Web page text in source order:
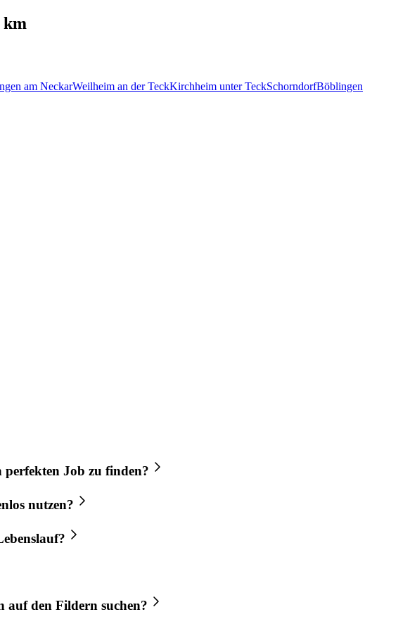
km
am NeckarWeilheim an der TeckKirchheim unter TeckSchorndorfBöblingen
perfekten Job zu finden?
nutzen?
auf den Fildern suchen?